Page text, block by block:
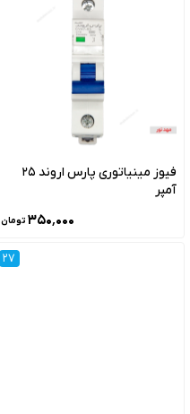
فیوز مینیاتوری پارس اروند 25
آمپر
۳۵۰٬۰۰۰ تومان
27